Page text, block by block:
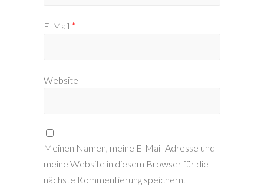
E-Mail *
Website
Meinen Namen, meine E-Mail-Adresse und
meine Website in diesem Browser für die
nächste Kommentierung speichern.